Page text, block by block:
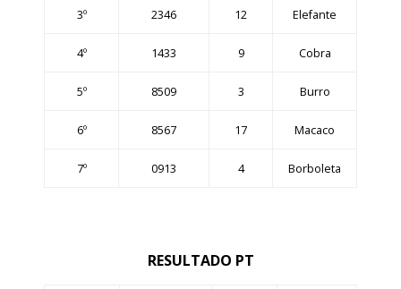
3º 2346 12 Elefante
4º 1433 9 Cobra
5º 8509 3 Burro
6º 8567 17 Macaco
7º 0913 4 Borboleta
RESULTADO PT